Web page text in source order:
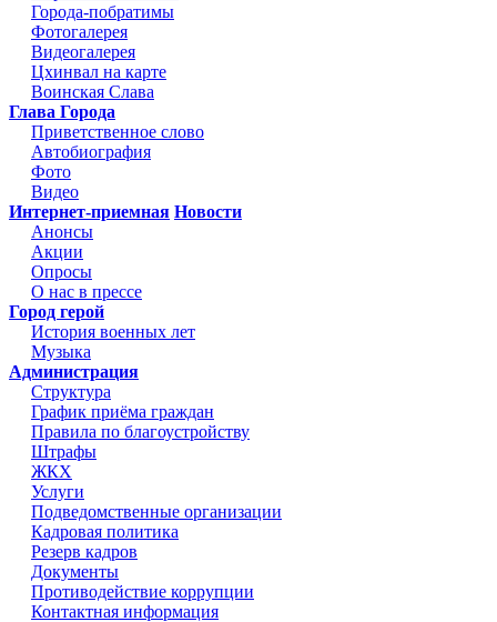
Города-побратимы
Фотогалерея
Видеогалерея
Цхинвал на карте
Воинская Слава
Глава Города
Приветственное слово
Автобиография
Фото
Видео
Интернет-приемная Новости
Анонсы
Акции
Опросы
О нас в прессе
Город герой
История военных лет
Музыка
Администрация
Структура
График приёма граждан
Правила по благоустройству
Штрафы
ЖКХ
Услуги
Подведомственные организации
Кадровая политика
Резерв кадров
Документы
Противодействие коррупции
Контактная информация